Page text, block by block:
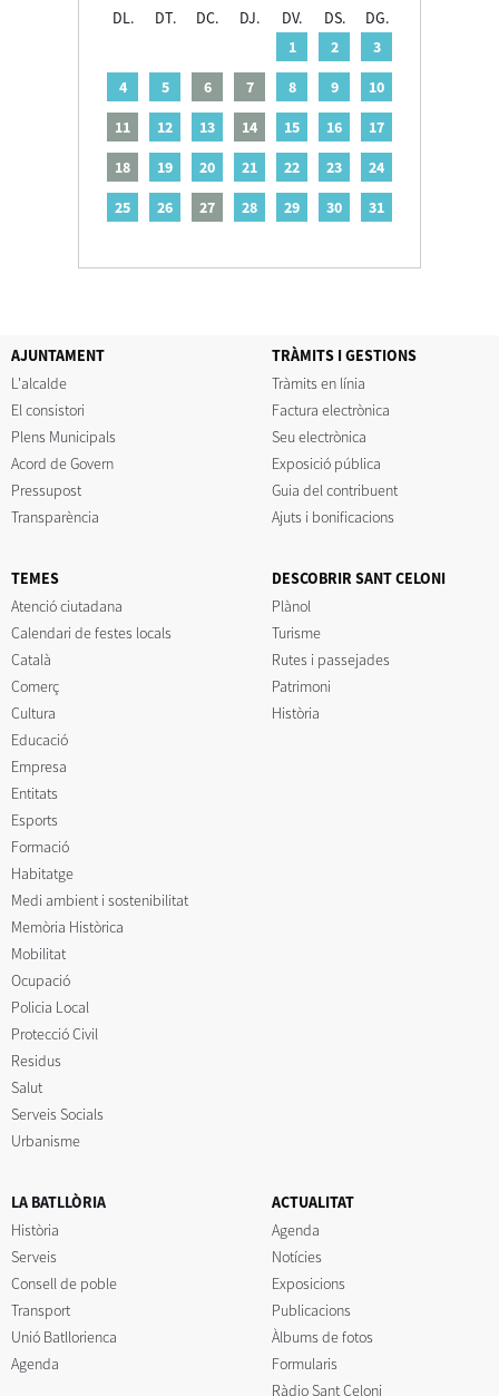
DL.
DT. DC. DJ. DV. DS.
DG.
1
2
3
4
5 6 7 8 9
10
11
12 13 14 15 16
17
18
19 20 21 22 23
24
25
26 27 28 29 30 31
AJUNTAMENT
L'alcalde
El consistori
Plens Municipals
Acord de Govern
Pressupost
Transparència
TRÀMITS I GESTIONS
Tràmits en línia
Factura electrònica
Seu electrònica
Exposició pública
Guia del contribuent
Ajuts i bonificacions
TEMES
Atenció ciutadana
Calendari de festes locals
Català
Comerç
Cultura
Educació
Empresa
Entitats
Esports
Formació
Habitatge
Medi ambient i sostenibilitat
Memòria Històrica
Mobilitat
Ocupació
Policia Local
Protecció Civil
Residus
Salut
Serveis Socials
Urbanisme
DESCOBRIR SANT CELONI
Plànol
Turisme
Rutes i passejades
Patrimoni
Història
LA BATLLÒRIA
Història
Serveis
Consell de poble
Transport
Unió Batllorienca
Agenda
ACTUALITAT
Agenda
Notícies
Exposicions
Publicacions
Àlbums de fotos
Formularis
Ràdio Sant Celoni